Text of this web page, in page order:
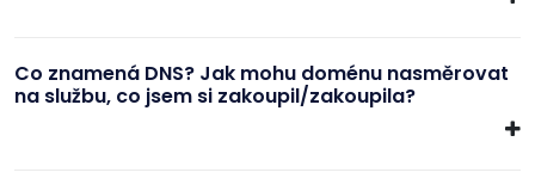
Co znamená DNS? Jak mohu doménu nasměrovat
na službu, co jsem si zakoupil/zakoupila?